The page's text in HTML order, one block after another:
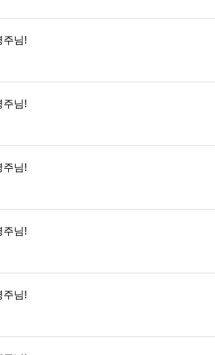
주님!
주님!
주님!
주님!
주님!